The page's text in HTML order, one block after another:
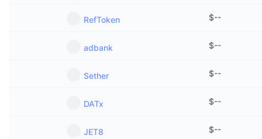
RefToken $--
adbank $--
Sether $--
DATx $--
JET8 $--